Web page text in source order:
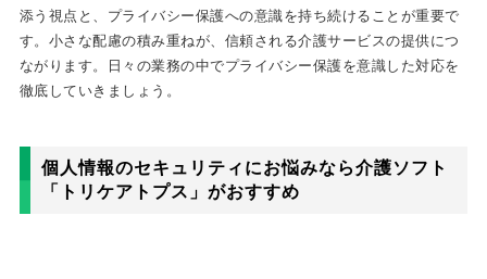
添う視点と、プライバシー保護への意識を持ち続けることが重要で
す。小さな配慮の積み重ねが、信頼される介護サービスの提供につ
ながります。日々の業務の中でプライバシー保護を意識した対応を
徹底していきましょう。
個人情報のセキュリティにお悩みなら介護ソフト
「トリケアトプス」がおすすめ